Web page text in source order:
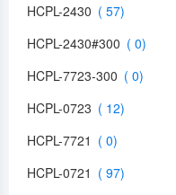
HCPL-2430
HCPL-2430#300
HCPL-7723-300
HCPL-0723
HCPL-7721
HCPL-0721